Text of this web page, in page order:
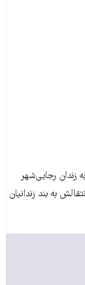
زندان رجايی‌شهر
انتقالش به بند زندانيان